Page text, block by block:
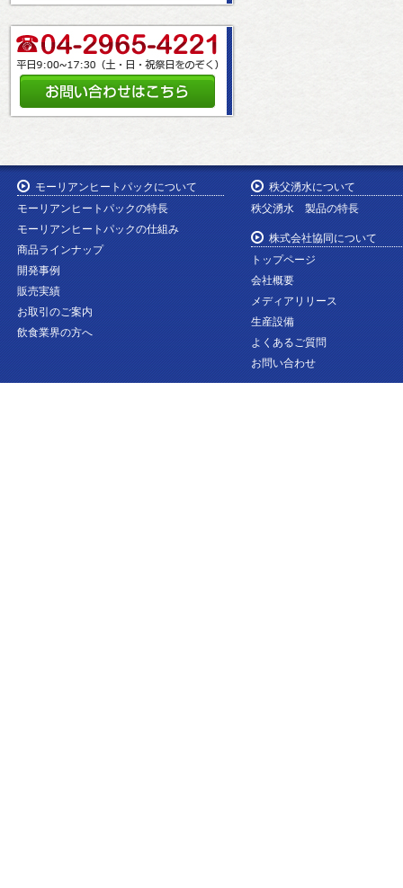
モーリアンヒートパックについて
モーリアンヒートパックの特長
モーリアンヒートパックの仕組み
商品ラインナップ
開発事例
販売実績
お取引のご案内
飲食業界の方へ
秩父湧水について
秩父湧水 製品の特長
株式会社協同について
トップページ
会社概要
メディアリリース
生産設備
よくあるご質問
お問い合わせ